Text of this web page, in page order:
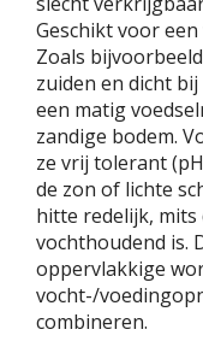
Geschikt voor
Zoals
zuiden en dicht
een matig
zandige bodem.
ze vrij tolerant
de zon of lichte
hitte redelijk, mits
vochthoudend is.
oppervlakkige
vocht-/
combineren.